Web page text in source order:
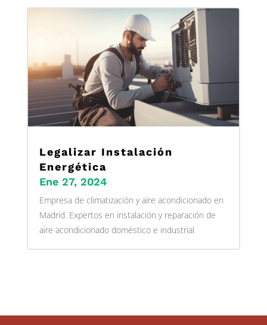
Legalizar Instalación
Energética
Ene 27, 2024
Empresa de climatización y aire acondicionado en
Madrid. Expertos en instalación y reparación de
aire acondicionado doméstico e industrial